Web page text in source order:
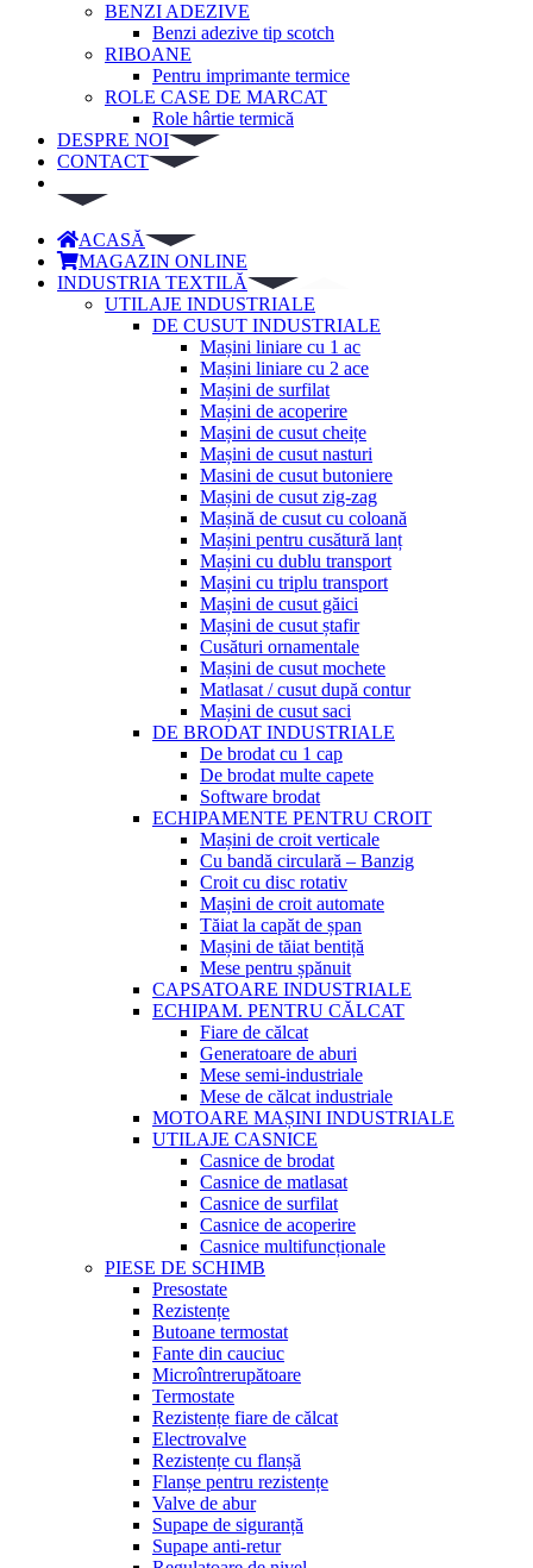
BENZI ADEZIVE
Benzi adezive tip scotch
RIBOANE
Pentru imprimante termice
ROLE CASE DE MARCAT
Role hârtie termică
DESPRE NOI
CONTACT
ACASĂ
MAGAZIN ONLINE
INDUSTRIA TEXTILĂ
UTILAJE INDUSTRIALE
DE CUSUT INDUSTRIALE
Mașini liniare cu 1 ac
Mașini liniare cu 2 ace
Mașini de surfilat
Mașini de acoperire
Mașini de cusut cheițe
Mașini de cusut nasturi
Masini de cusut butoniere
Mașini de cusut zig-zag
Mașină de cusut cu coloană
Mașini pentru cusătură lanț
Mașini cu dublu transport
Mașini cu triplu transport
Mașini de cusut găici
Mașini de cusut ștafir
Cusături ornamentale
Mașini de cusut mochete
Matlasat / cusut după contur
Mașini de cusut saci
DE BRODAT INDUSTRIALE
De brodat cu 1 cap
De brodat multe capete
Software brodat
ECHIPAMENTE PENTRU CROIT
Mașini de croit verticale
Cu bandă circulară – Banzig
Croit cu disc rotativ
Mașini de croit automate
Tăiat la capăt de șpan
Mașini de tăiat bentiță
Mese pentru șpănuit
CAPSATOARE INDUSTRIALE
ECHIPAM. PENTRU CĂLCAT
Fiare de călcat
Generatoare de aburi
Mese semi-industriale
Mese de călcat industriale
MOTOARE MAȘINI INDUSTRIALE
UTILAJE CASNICE
Casnice de brodat
Casnice de matlasat
Casnice de surfilat
Casnice de acoperire
Casnice multifuncționale
PIESE DE SCHIMB
Presostate
Rezistențe
Butoane termostat
Fante din cauciuc
Microîntrerupătoare
Termostate
Rezistențe fiare de călcat
Electrovalve
Rezistențe cu flanșă
Flanșe pentru rezistențe
Valve de abur
Supape de siguranță
Supape anti-retur